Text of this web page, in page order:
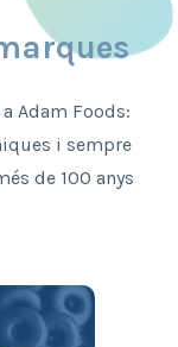
Adam Foods:
i sempre
de 100 anys